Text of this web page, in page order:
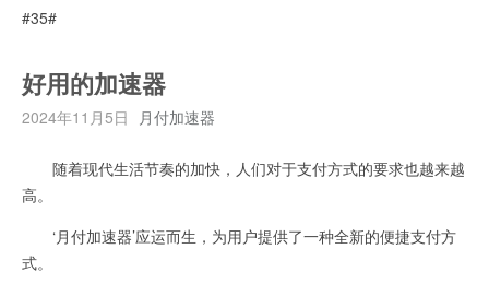
#35#
好用的加速器
2024年11月5日 月付加速器
随着现代生活节奏的加快，人们对于支付方式的要求也越来越
高。
‘月付加速器’应运而生，为用户提供了一种全新的便捷支付方
式。